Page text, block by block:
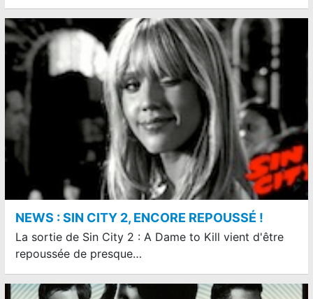
NEWS : SIN CITY 2, ENCORE REPOUSSÉ !
La sortie de Sin City 2 : A Dame to Kill vient d'être
repoussée de presque…